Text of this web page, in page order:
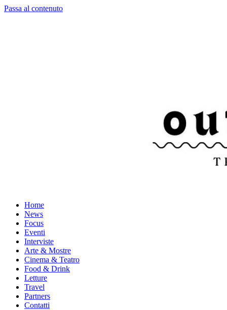
Passa al contenuto
Home
News
Focus
Eventi
Interviste
Arte & Mostre
Cinema & Teatro
Food & Drink
Letture
Travel
Partners
Contatti